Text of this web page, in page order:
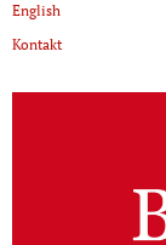
English
Kontakt